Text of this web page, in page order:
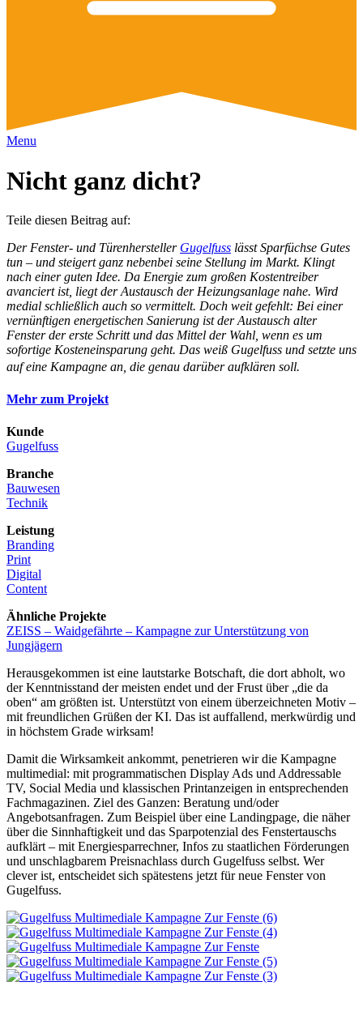
Menu
Nicht ganz dicht?
Teile diesen Beitrag auf:
Der Fenster- und Türenhersteller Gugelfuss lässt Sparfüchse Gutes
tun – und steigert ganz nebenbei seine Stellung im Markt. Klingt
nach einer guten Idee. Da Energie zum großen Kostentreiber
avanciert ist, liegt der Austausch der Heizungsanlage nahe. Wird
medial schließlich auch so vermittelt. Doch weit gefehlt: Bei einer
vernünftigen energetischen Sanierung ist der Austausch alter
Fenster der erste Schritt und das Mittel der Wahl, wenn es um
sofortige Kosteneinsparung geht. Das weiß Gugelfuss und setzte uns
auf eine Kampagne an, die genau darüber aufklären soll.
Mehr zum Projekt
Kunde
Gugelfuss
Branche
Bauwesen
Technik
Leistung
Branding
Print
Digital
Content
Ähnliche Projekte
ZEISS – Waidgefährte – Kampagne zur Unterstützung von
Jungjägern
Herausgekommen ist eine lautstarke Botschaft, die dort abholt, wo
der Kenntnisstand der meisten endet und der Frust über „die da
oben“ am größten ist. Unterstützt von einem überzeichneten Motiv –
mit freundlichen Grüßen der KI. Das ist auffallend, merkwürdig und
in höchstem Grade wirksam!
Damit die Wirksamkeit ankommt, penetrieren wir die Kampagne
multimedial: mit programmatischen Display Ads und Addressable
TV, Social Media und klassischen Printanzeigen in entsprechenden
Fachmagazinen. Ziel des Ganzen: Beratung und/oder
Angebotsanfragen. Zum Beispiel über eine Landingpage, die näher
über die Sinnhaftigkeit und das Sparpotenzial des Fenstertauschs
aufklärt – mit Energiesparrechner, Infos zu staatlichen Förderungen
und unschlagbarem Preisnachlass durch Gugelfuss selbst. Wer
clever ist, entscheidet sich spätestens jetzt für neue Fenster von
Gugelfuss.